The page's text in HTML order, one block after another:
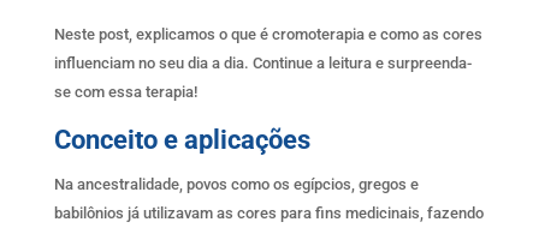
Neste post, explicamos o que é cromoterapia e como as cores
influenciam no seu dia a dia. Continue a leitura e surpreenda-
se com essa terapia!
Conceito e aplicações
Na ancestralidade, povos como os egípcios, gregos e
babilônios já utilizavam as cores para fins medicinais, fazendo